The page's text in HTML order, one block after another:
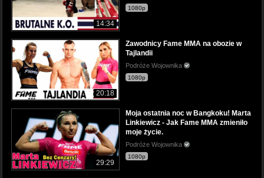
14:34
1080p
20:18
Zawodnicy Fame MMA na obozie w
Tajlandii
Podróże Wojownika
1080p
29:29
Moja ostatnia noc w Bangkoku! Marta
Linkiewicz - Jak Fame MMA zmieniło
moje życie.
Podróże Wojownika
1080p